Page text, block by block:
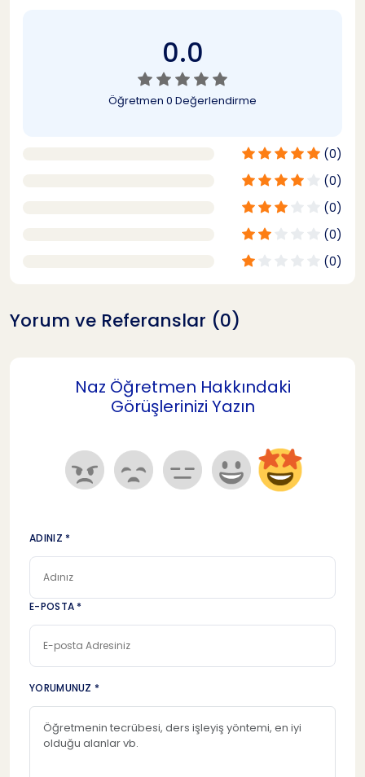
0.0
Öğretmen 0 Değerlendirme
(0)
(0)
(0)
(0)
(0)
Yorum ve Referanslar (0)
Naz Öğretmen Hakkındaki
Görüşlerinizi Yazın
ADINIZ *
E-POSTA *
YORUMUNUZ *